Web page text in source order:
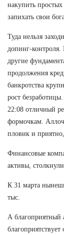
накупить
запихать свои
Туда нельзя
допинг-
другие
продолжения
банкротства
рост
22:08 отличный
формочкам.
пловик и
Финансовые
активы,
К 31 марта
тыс.
А